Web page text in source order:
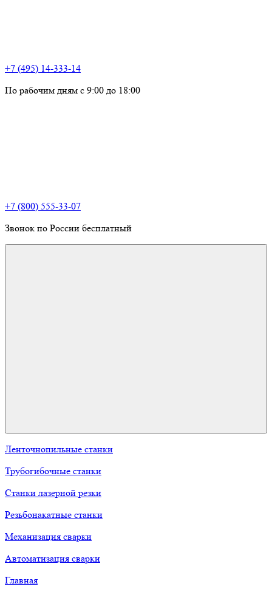
+7 (495) 14-333-14
По рабочим дням с 9:00 до 18:00
+7 (800) 555-33-07
Звонок по России бесплатный
Ленточнопильные станки
Трубогибочные станки
Станки лазерной резки
Резьбонакатные станки
Механизация сварки
Автоматизация сварки
Главная